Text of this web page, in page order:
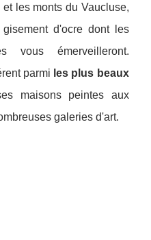
les monts du Vaucluse,
d'ocre dont les
vous émerveilleront.
parmi les plus beaux
maisons peintes aux
galeries d'art.